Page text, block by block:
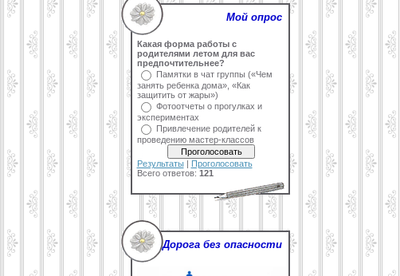
Мой опрос
Какая форма работы с
родителями летом для вас
предпочтительнее?
Памятки в чат группы («Чем
занять ребенка дома», «Как
защитить от жары»)
Фотоотчеты о прогулках и
экспериментах
Привлечение родителей к
проведению мастер-классов
Результаты| Проголосовать
Всего ответов: 121
Дорога без опасности